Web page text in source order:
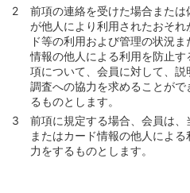
前項の連絡を受けた場合また
が他人により利用されたおそ
ド等の利用および管理の状況
情報の他人による利用を防止
項について、会員に対して、
調査への協力を求めることが
るものとします。
前項に規定する場合、会員は
またはカード情報の他人によ
力をするものとします。